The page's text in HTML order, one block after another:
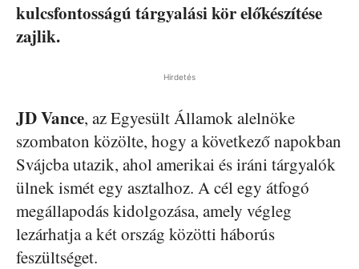
kulcsfontosságú tárgyalási kör előkészítése
zajlik.
Hirdetés
JD Vance, az Egyesült Államok alelnöke
szombaton közölte, hogy a következő napokban
Svájcba utazik, ahol amerikai és iráni tárgyalók
ülnek ismét egy asztalhoz. A cél egy átfogó
megállapodás kidolgozása, amely végleg
lezárhatja a két ország közötti háborús
feszültséget.